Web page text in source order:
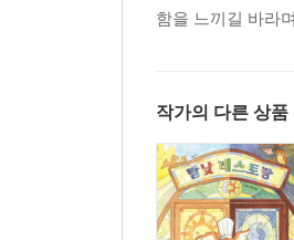
함을 느끼길 바라
작가의 다른 상품